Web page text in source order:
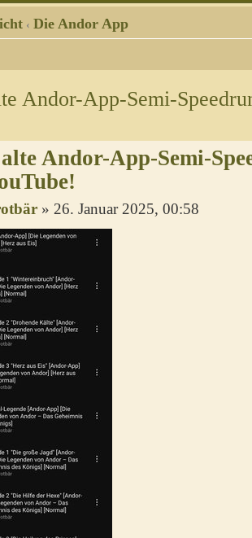
‹ Die Andor App
Andor-App-Semi-
Andor-App-Semi-
» 26. Januar 2025, 00:58